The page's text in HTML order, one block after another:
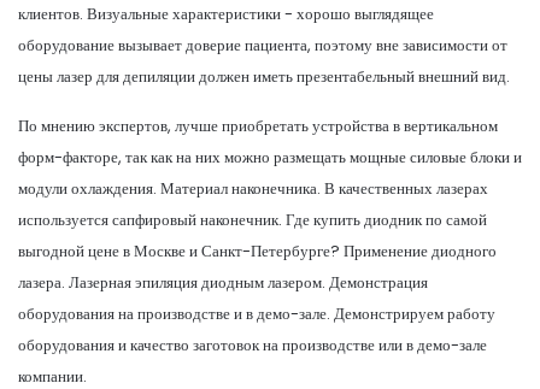
клиентов. Визуальные характеристики - хорошо выглядящее
оборудование вызывает доверие пациента, поэтому вне зависимости от
цены лазер для депиляции должен иметь презентабельный внешний вид.
По мнению экспертов, лучше приобретать устройства в вертикальном
форм-факторе, так как на них можно размещать мощные силовые блоки и
модули охлаждения. Материал наконечника. В качественных лазерах
используется сапфировый наконечник. Где купить диодник по самой
выгодной цене в Москве и Санкт-Петербурге? Применение диодного
лазера. Лазерная эпиляция диодным лазером. Демонстрация
оборудования на производстве и в демо-зале. Демонстрируем работу
оборудования и качество заготовок на производстве или в демо-зале
компании.